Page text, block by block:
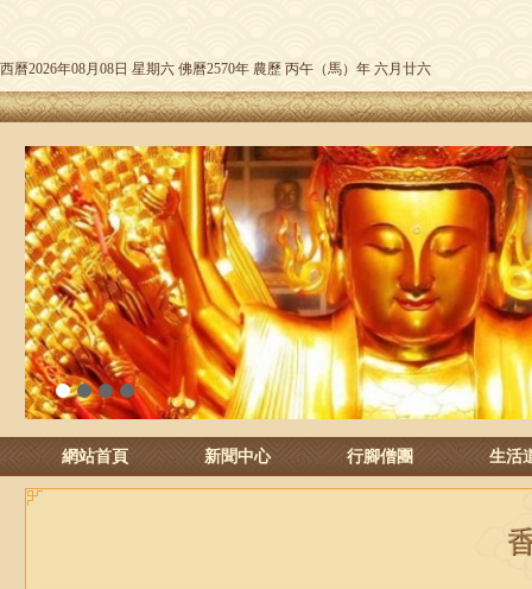
西曆2026年08月08日 星期六 佛曆2570年 農歷 丙午（馬）年 六月廿六
1 2 3 4
網站首頁 新聞中心 行腳僧團 生活